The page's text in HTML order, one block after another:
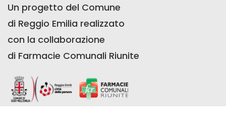
Un progetto del Comune
di Reggio Emilia realizzato
con la collaborazione
di Farmacie Comunali Riunite